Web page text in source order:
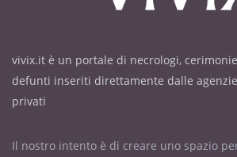
vivix.it è un portale di necrologi,
defunti inseriti direttamente dalle
privati
Il nostro intento è di creare uno spazio